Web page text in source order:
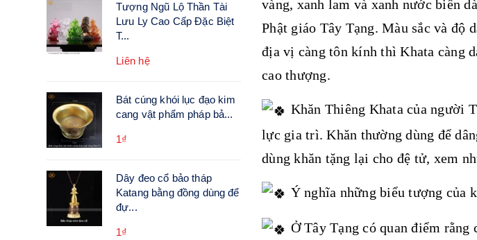
Tượng Ngũ Lộ Thần Tài
Lưu Ly Cao Cấp Đặc Biệt
T...
Liên hệ
Bát cúng khói lục đạo kim
cang vật phẩm pháp bả...
1₫
Dây đeo cổ bảo tháp
Katang bằng đồng dùng để
đự...
1₫
vàng, xanh lam và xanh nước biển
Phật giáo Tây Tạng. Màu sắc và độ
địa vị càng tôn kính thì Khata càng
cao thượng.
Khăn Thiêng Khata của người
lực gia trì. Khăn thường dùng để
dùng khăn tặng lại cho đệ tử, xem
Ý nghĩa những biểu tượng của
Ở Tây Tạng có quan điểm rằng